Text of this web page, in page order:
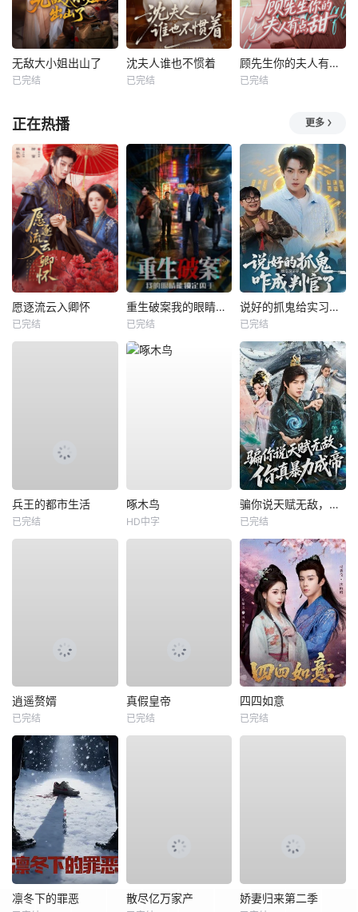
无敌大小姐出山了
已完结
沈夫人谁也不惯着
已完结
顾先生你的夫人有点甜
已完结
正在热播 更多
愿逐流云入卿怀
已完结
重生破案我的眼睛能锁定凶手
已完结
说好的抓鬼给实习证明，咋成判官了
已完结
兵王的都市生活
已完结
啄木鸟
HD中字
骗你说天赋无敌，你真暴力成帝
已完结
逍遥赘婿
已完结
真假皇帝
已完结
四四如意
已完结
凛冬下的罪恶 散尽亿万家产 娇妻归来第二季